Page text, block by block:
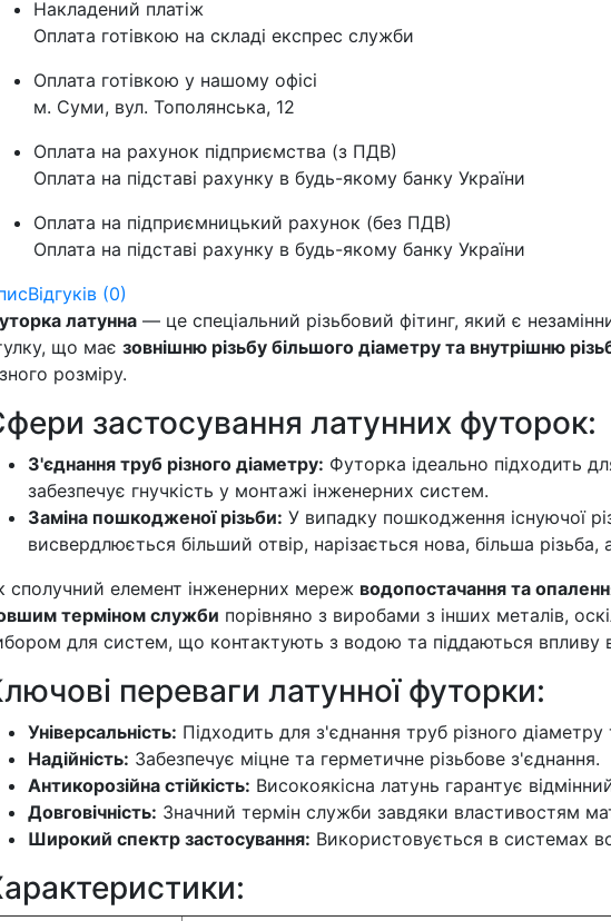
Накладений платіж
Оплата готівкою на складі експрес служби
Оплата готівкою у нашому офісі
м. Суми, вул. Тополянська, 12
Оплата на рахунок підприємства (з ПДВ)
Оплата на підставі рахунку в будь-якому банку України
Оплата на підприємницький рахунок (без ПДВ)
Оплата на підставі рахунку в будь-якому банку України
Відгуків (0)
латунна — це спеціальний різьбовий фітинг, який є
що має зовнішню різьбу більшого діаметру та внутрішню
розміру.
застосування латунних футорок:
З'єднання труб різного діаметру: Футорка ідеально підходить
забезпечує гнучкість у монтажі інженерних систем.
Заміна пошкодженої різьби: У випадку пошкодження існуючої
висвердлюється більший отвір, нарізається нова, більша
сполучний елемент інженерних мереж водопостачання та
терміном служби порівняно з виробами з інших металів,
для систем, що контактують з водою та піддаються впливу
переваги латунної футорки:
Універсальність: Підходить для з'єднання труб різного
Надійність: Забезпечує міцне та герметичне різьбове з'єднання.
Антикорозійна стійкість: Високоякісна латунь гарантує
Довговічність: Значний термін служби завдяки властивостям
Широкий спектр застосування: Використовується в системах